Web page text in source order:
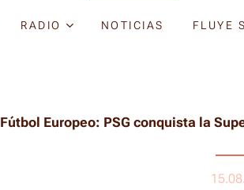
RADIO NOTICIAS FLUYE
Fútbol Europeo: PSG conquista la